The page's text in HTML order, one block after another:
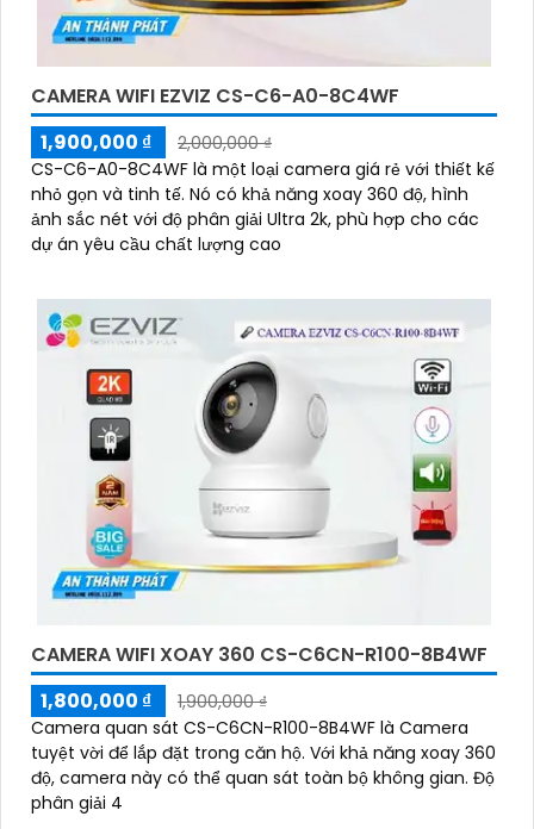
CAMERA WIFI EZVIZ CS-C6-A0-8C4WF
1,900,000 ₫
2,000,000 ₫
CS-C6-A0-8C4WF là một loại camera giá rẻ với thiết kế
nhỏ gọn và tinh tế. Nó có khả năng xoay 360 độ, hình
ảnh sắc nét với độ phân giải Ultra 2k, phù hợp cho các
dự án yêu cầu chất lượng cao
CAMERA WIFI XOAY 360 CS-C6CN-R100-8B4WF
1,800,000 ₫
1,900,000 ₫
Camera quan sát CS-C6CN-R100-8B4WF là Camera
tuyệt vời để lắp đặt trong căn hộ. Với khả năng xoay 360
độ, camera này có thể quan sát toàn bộ không gian. Độ
phân giải 4